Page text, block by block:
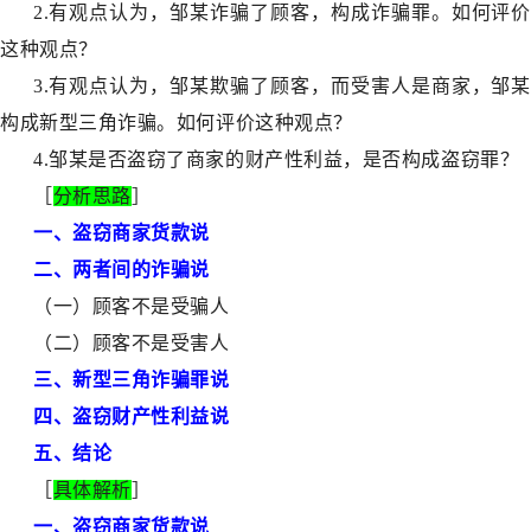
2.有观点认为，邹某诈骗了顾客，构成诈骗罪。如何评价
这种观点？
3.有观点认为，邹某欺骗了顾客，而受害人是商家，邹某
构成新型三角诈骗。如何评价这种观点？
4.邹某是否盗窃了商家的财产性利益，是否构成盗窃罪？
分析思路
一、盗窃商家货款说
二、 两者间的诈骗说
（一）顾客不是受骗人
（二）顾客不是受害人
三、新型三角诈骗罪说
四、盗窃财产性利益说
五、结论
具体解析
一、盗窃商家货款说